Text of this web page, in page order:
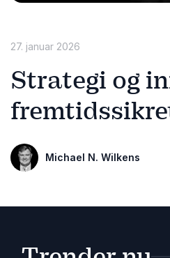
27. januar 2026
Strategi og
Michael N. Wilkens